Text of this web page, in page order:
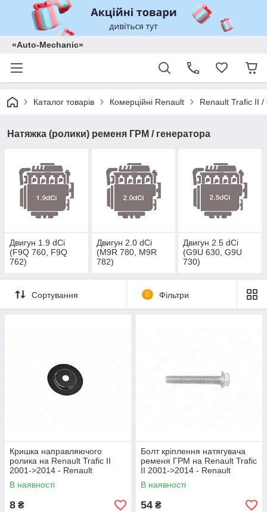
«Auto-Mechanic»
Каталог товарів Комерційні Renault Renault Trafic II
Натяжка (ролики) ременя ГРМ / генератора
Двигун 1.9 dCi
(F9Q 760, F9Q
762)
Двигун 2.0 dCi
(M9R 780, M9R
782)
Двигун 2.5 dCi
(G9U 630, G9U
730)
Сортування 0 Фільтри
Кришка направляючого
ролика на Renault Trafic II
2001->2014 - Renault
(Оригінал) - 8200411846
В наявності
8 ₴
Болт кріплення натягувача
ременя ГРМ на Renault Trafic
II 2001->2014 - Renault
(Оригинал) - 7703002678
В наявності
54 ₴